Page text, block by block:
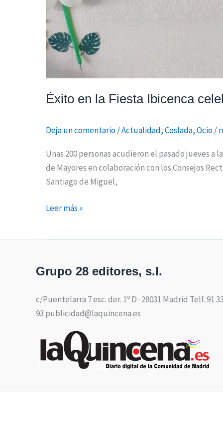
Éxito en la Fiesta Ibicenca
Deja un comentario/Actualidad,Coslada,Ocio/
Unas 200 personas acudieron el pasado jueves
de Mayores en colaboración con los Consejos
Santiago de Miguel,
Leer más »
Grupo 28 editores, s.l.
c/Puentelarra 7 esc. der. 1º D · 28031 Madrid Telf. 91
93 publicidad@laquincena.es